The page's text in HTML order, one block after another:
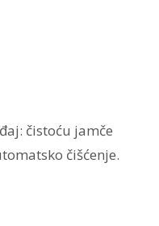
čistoću jamče
čišćenje.